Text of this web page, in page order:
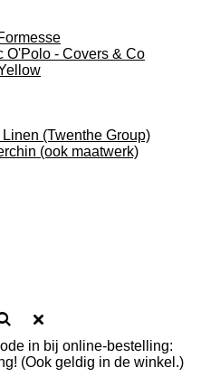
O'Polo - Covers & Co
(Twenthe Group)
(ook maatwerk)
in bij online-bestelling:
(Ook geldig in de winkel.)